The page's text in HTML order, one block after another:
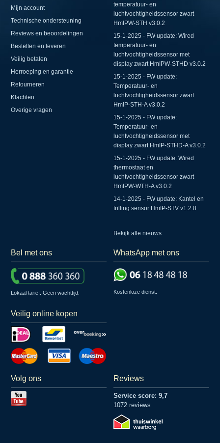
Mijn account
Technische ondersteuning
Reviews en beoordelingen
Bestellen en leveren
Veilig betalen
Herroeping en garantie
Retourneren
Klachten
Overige vragen
temperatuur- en
luchtvochtigheidssensor zwart
HmIPW-STH v3.0.2
15-1-2025 - FW update: Wired
temperatuur- en
luchtvochtigheidssensor met
display zwart HmIPW-STHD v3.0.2
15-1-2025 - FW update:
Temperatuur- en
luchtvochtigheidssensor zwart
HmIP-STH-A v3.0.2
15-1-2025 - FW update:
Temperatuur- en
luchtvochtigheidssensor met
display zwart HmIP-STHD-A v3.0.2
15-1-2025 - FW update: Wired
thermostaat en
luchtvochtigheidssensor zwart
HmIPW-WTH-A v3.0.2
14-1-2025 - FW update: Kantel en
trilling sensor HmIP-STV v1.2.8
Bekijk alle nieuws
Bel met ons
Lokaal tarief. Geen wachttijd.
WhatsApp met ons
Kostenloze dienst.
Veilig online kopen
Volg ons Reviews
Service score: 9,7
1072 reviews